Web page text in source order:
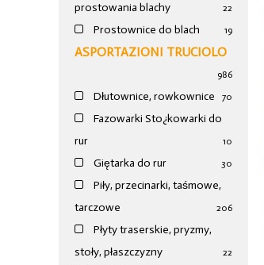
prostowania blachy
22
Prostownice do blach 19
ASPORTAZIONI TRUCIOLO
986
Dłutownice, rowkownice 70
Fazowarki Sto¿kowarki do
rur
10
Giętarka do rur 30
Piły, przecinarki, taśmowe,
tarczowe
206
Płyty traserskie, pryzmy,
stoły, płaszczyzny
22